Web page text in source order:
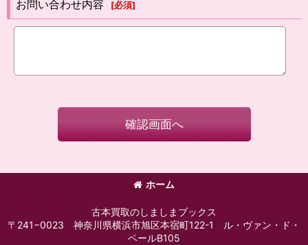
お問い合わせ内容 [必須]
確認画面へ
ホーム
古本買取のしましまブックス
〒241−0023 神奈川県横浜市旭区本宿町122-1 ル・ヴァン・ド・
ベールB105